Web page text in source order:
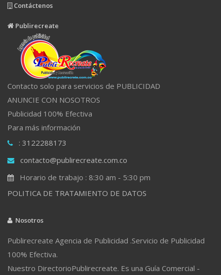
Contáctenos
Publirecreate
Contacto solo para servicios de PUBLICIDAD
ANUNCIE CON NOSOTROS
Publicidad 100% Efectiva
Para más información
: 3122288173
contacto@publirecreate.com.co
Horario de trabajo : 8:30 am - 5:30 pm
POLITICA DE TRATAMIENTO DE DATOS
Nosotros
Publirecreate Agencia de Publicidad .Servicio de Publicidad
100% Efectiva.
Nuestro DirectorioPublirecreate. Es una Guía Comercial -